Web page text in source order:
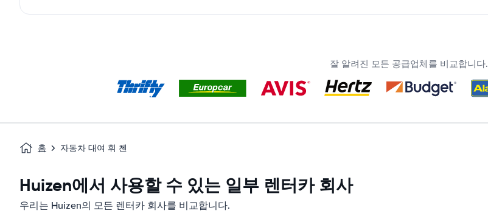
잘 알려진 모든 공급업체를 비교합니다.
홈 자동차 대여 휘 첸
Huizen에서 사용할 수 있는 일부 렌터카 회사
우리는 Huizen의 모든 렌터카 회사를 비교합니다.